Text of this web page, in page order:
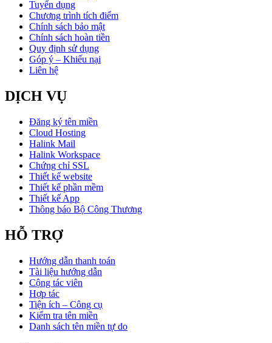
Tuyển dụng
Chương trình tích điểm
Chính sách bảo mật
Chính sách hoàn tiền
Quy định sử dụng
Góp ý – Khiếu nại
Liên hệ
DỊCH VỤ
Đăng ký tên miền
Cloud Hosting
Halink Mail
Halink Workspace
Chứng chỉ SSL
Thiết kế website
Thiết kế phần mềm
Thiết kế App
Thông báo Bộ Công Thương
HỖ TRỢ
Hướng dẫn thanh toán
Tài liệu hướng dẫn
Cộng tác viên
Hợp tác
Tiện ích – Công cụ
Kiểm tra tên miền
Danh sách tên miền tự do